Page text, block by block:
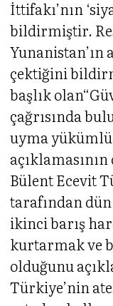
İttifakı’nın
bildirmiştir.
Yunanistan’ın
çektiğini
başlık
çağrısında
uyma
Bülent Ecevit
tarafından dün
ikinci barış
kurtarmak ve
olduğunu
Türkiye’nin